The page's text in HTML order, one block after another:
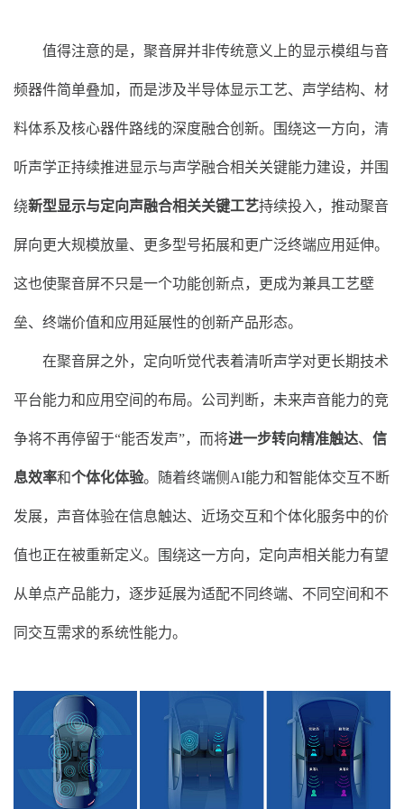
值得注意的是，聚音屏并非传统意义上的显示模组与音
频器件简单叠加，而是涉及半导体显示工艺、声学结构、材
料体系及核心器件路线的深度融合创新。围绕这一方向，清
听声学正持续推进显示与声学融合相关关键能力建设，并围
绕新型显示与定向声融合相关关键工艺持续投入，推动聚音
屏向更大规模放量、更多型号拓展和更广泛终端应用延伸。
这也使聚音屏不只是一个功能创新点，更成为兼具工艺壁
垒、终端价值和应用延展性的创新产品形态。
在聚音屏之外，定向听觉代表着清听声学对更长期技术
平台能力和应用空间的布局。公司判断，未来声音能力的竞
争将不再停留于“能否发声”，而将进一步转向精准触达、 信
息效率和个体化体验。随着终端侧AI能力和智能体交互不断
发展，声音体验在信息触达、近场交互和个体化服务中的价
值也正在被重新定义。围绕这一方向，定向声相关能力有望
从单点产品能力，逐步延展为适配不同终端、不同空间和不
同交互需求的系统性能力。